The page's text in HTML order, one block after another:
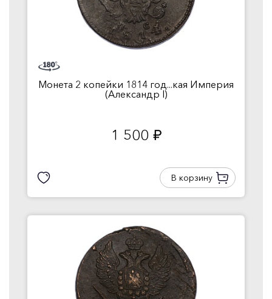
Монета 2 копейки 1814 год...кая Империя
(Александр I)
1 500 руб.
В корзину